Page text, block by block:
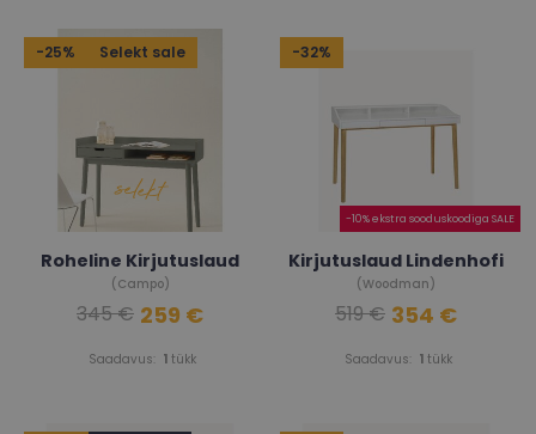
-25% Selekt sale
Roheline Kirjutuslaud
(Campo)
Saadavus: 1tükk
345 € 259 €
-32%
-10% ekstra sooduskoodiga SALE
Kirjutuslaud Lindenhofi
(Woodman)
Saadavus: 1tükk
519 € 354 €